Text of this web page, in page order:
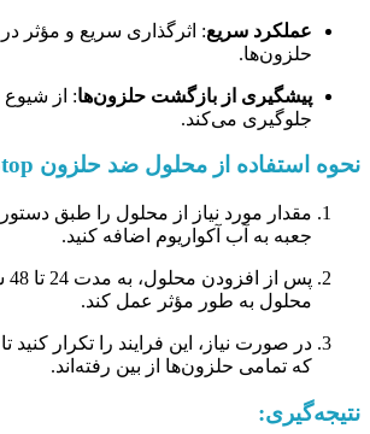
عملکرد سریع: اثرگذاری سریع و مؤثر
حلزون‌ها.
پیشگیری از بازگشت حلزون‌ها: از
جلوگیری می‌کند.
نحوه استفاده از محلول ضد حلزون Garri Stop آلیتا:
مقدار مورد نیاز از محلول را طبق
جعبه به آب آکواریوم اضافه کنید.
محلول به طور مؤثر عمل کند.
در صورت نیاز، این فرایند را تکرار کنید
که تمامی حلزون‌ها از بین رفته‌اند.
نتیجه‌گیری: